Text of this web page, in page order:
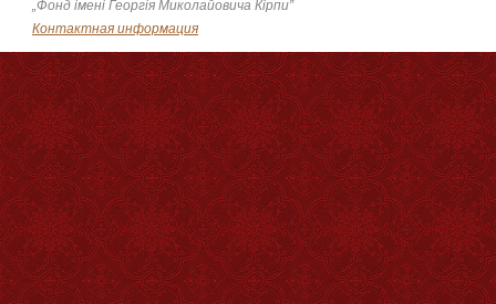
„Фонд імені Георгія Миколайовича Кірпи”
Контактная информация